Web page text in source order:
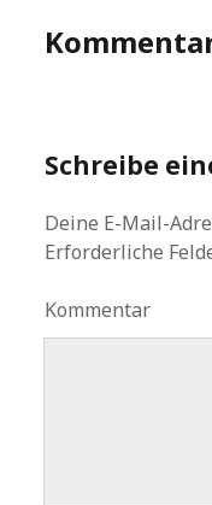
Schreibe
Deine E-Mail-
Erforderliche
Kommentar